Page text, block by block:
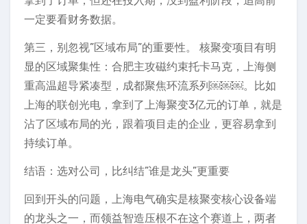
一定要看财务数据。
第三，别忽视”区域布局”的重要性。 核聚变项目有明
显的区域聚集性：合肥主攻磁约束托卡马克，上海侧
重高温超导紧凑型，成都聚焦环流系列￼￼￼。比如
上海的联创光电，拿到了上海聚变3亿元的订单，就是
沾了区域布局的光，跟着项目走的企业，更容易拿到
持续订单。
结语：选对公司，比纠结”谁是龙头”更重要
回到开头的问题，上海电气确实是核聚变核心设备端
的龙头之一，而领益智造压根不在这个赛道上，两者